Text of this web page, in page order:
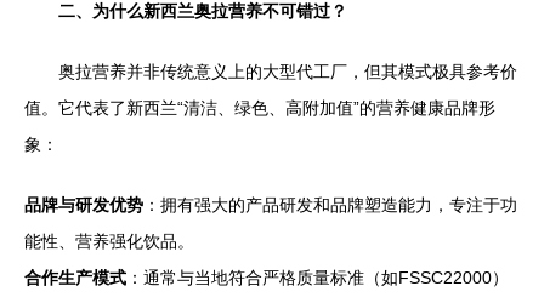
二、为什么新西兰奥拉营养不可错过？
奥拉营养并非传统意义上的大型代工厂，但其模式极具参考价
值。它代表了新西兰“清洁、绿色、高附加值”的营养健康品牌形
象：
品牌与研发优势 ：拥有强大的产品研发和品牌塑造能力，专注于功
能性、营养强化饮品。
合作生产模式 ：通常与当地符合严格质量标准（如FSSC22000）